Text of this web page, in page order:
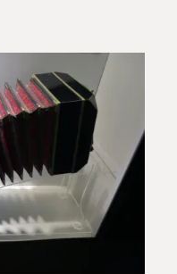
etwa ist von
fein ausbalanciert
de Lisboa, dass man
ein Alte-Musik-
ist, muss Barradas
stellen. Dennoch
eines der
das dritte
ein paar
hat er bereits im Netz
ist es anspruchsvoll,
auch auf dem